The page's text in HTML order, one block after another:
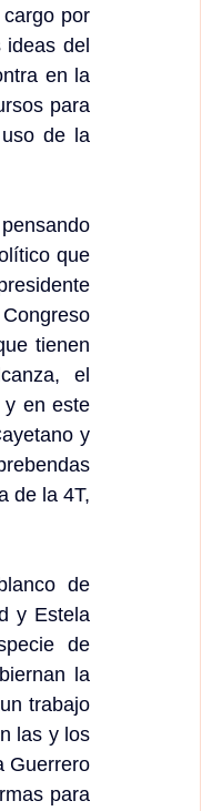
por
del
en la
para
de la
que
tienen
el
y en este
y
de la 4T,
de
y Estela
de
la
trabajo
las y los
Guerrero
para